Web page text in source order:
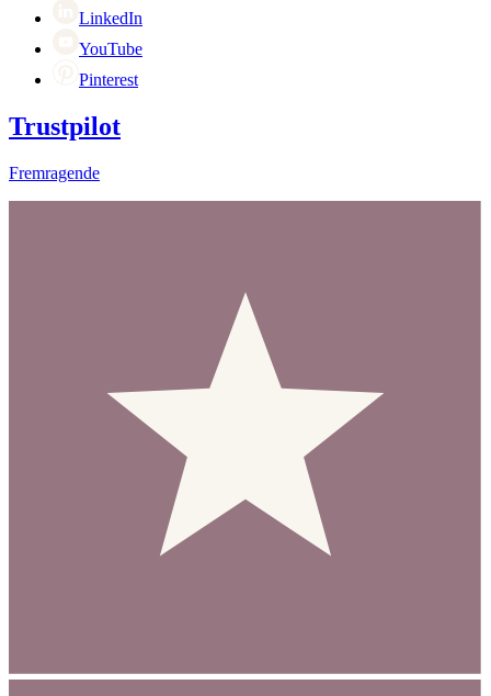
LinkedIn
YouTube
Pinterest
Trustpilot
Fremragende